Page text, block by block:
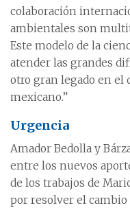
colaboración
ambientales son
Este modelo de la
atender las grandes
otro gran legado en el
mexicano.”
Urgencia
Amador Bedolla y
entre los nuevos
de los trabajos de
por resolver el